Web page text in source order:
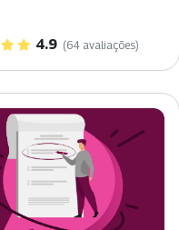
4.9 (64 avaliações)